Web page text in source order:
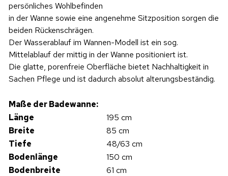
persönliches Wohlbefinden
in der Wanne sowie eine angenehme Sitzposition sorgen die
beiden Rückenschrägen.
Der Wasserablauf im Wannen-Modell ist ein sog.
Mittelablauf der mittig in der Wanne positioniert ist.
Die glatte, porenfreie Oberfläche bietet Nachhaltigkeit in
Sachen Pflege und ist dadurch absolut alterungsbeständig.
Maße der Badewanne:
Länge
195 cm
Breite
85 cm
Tiefe
48/63 cm
Bodenlänge
150 cm
Bodenbreite
61 cm